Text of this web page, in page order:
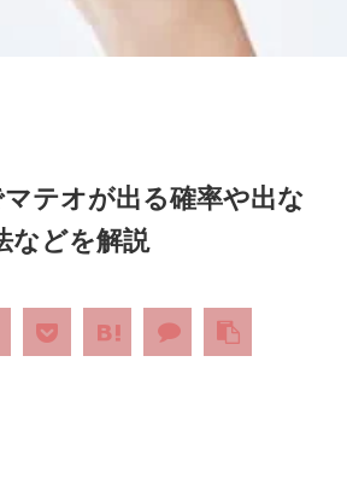
テオが出る確率や出な
などを解説